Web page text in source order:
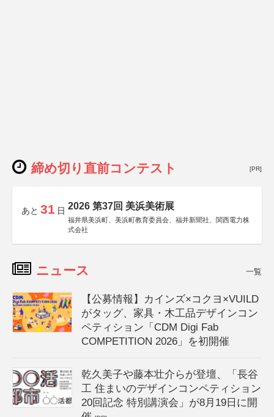
締め切り直前コンテスト [PR]
あと 31 日 2026 第37回 美浜美術展
福井県美浜町、美浜町教育委員会、福井新聞社、関西電力株
式会社
ニュース 一覧
【公募情報】カインズ×コクヨ×VUILD
がタッグ、家具・木工品デザインコン
ペティション「CDM Digi Fab
COMPETITION 2026」を初開催
乾久美子や藤本壮介らが登壇、「長谷
工 住まいのデザインコンペティション
20回記念 特別講演会」が8月19日に開